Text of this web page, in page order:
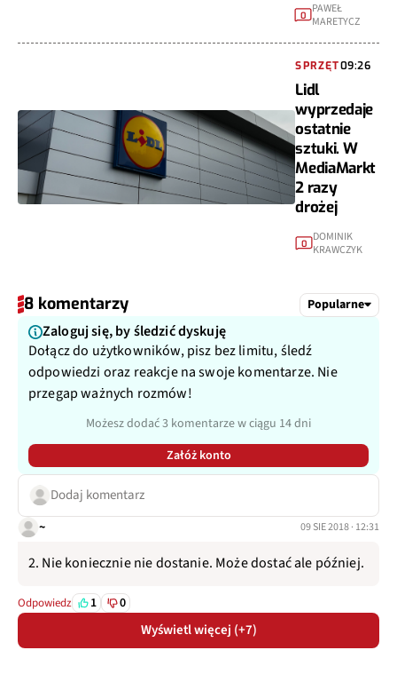
0
PAWEŁ
MARETYCZ
SPRZĘT09:26
Lidl
wyprzedaje
ostatnie
sztuki. W
MediaMarkt
2 razy
drożej
0
DOMINIK
KRAWCZYK
8 komentarzy Popularne
Zaloguj się, by śledzić dyskuję
Dołącz do użytkowników, pisz bez limitu, śledź
odpowiedzi oraz reakcje na swoje komentarze. Nie
przegap ważnych rozmów!
Możesz dodać 3 komentarze w ciągu 14 dni
Załóż konto
Dodaj komentarz
~ 09 SIE 2018 · 12:31
2. Nie koniecznie nie dostanie. Może dostać ale później.
Odpowiedz 1 0
Wyświetl więcej (+7)